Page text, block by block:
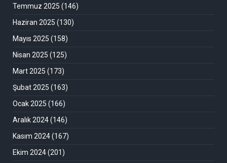
Temmuz 2025 (146)
Haziran 2025 (130)
Mayıs 2025 (158)
Nisan 2025 (125)
Mart 2025 (173)
Şubat 2025 (163)
Ocak 2025 (166)
Aralık 2024(146)
Kasım 2024(167)
Ekim 2024(201)